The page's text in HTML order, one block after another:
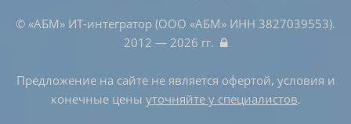
© «АБМ» ИТ-интегратор (ООО «АБМ» ИНН 3827039553).
2012 — 2026 гг.
Предложение на сайте не является офертой, условия и
конечные цены уточняйте у специалистов.